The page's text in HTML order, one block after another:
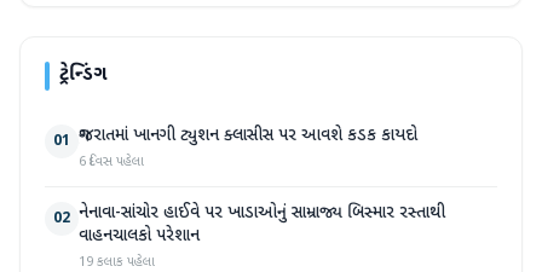
ટ્રેન્ડિંગ
01 ગુજરાતમાં ખાનગી ટ્યુશન ક્લાસીસ પર આવશે કડક કાયદો
6 દિવસ પહેલા
02 નેનાવા-સાંચોર હાઈવે પર ખાડાઓનું સામ્રાજ્ય બિસ્માર રસ્તાથી
વાહનચાલકો પરેશાન
19 કલાક પહેલા